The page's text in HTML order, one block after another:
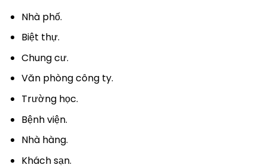
Nhà phố.
Biệt thự.
Chung cư.
Văn phòng công ty.
Trường học.
Bệnh viện.
Nhà hàng.
Khách sạn.